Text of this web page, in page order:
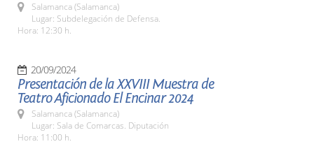
Salamanca (Salamanca)
Lugar: Subdelegación de Defensa.
Hora: 12:30 h.
20/09/2024
Presentación de la XXVIII Muestra de
Teatro Aficionado El Encinar 2024
Salamanca (Salamanca)
Lugar: Sala de Comarcas. Diputación
Hora: 11:00 h.